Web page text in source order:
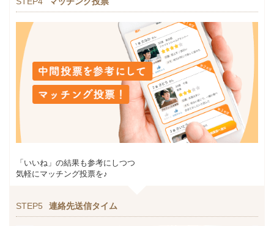
「いいね」の結果も参考にしつつ
気軽にマッチング投票を♪
STEP5 連絡先送信タイム